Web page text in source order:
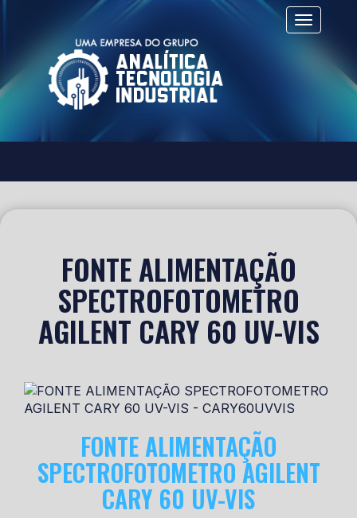
Alternar
FONTE ALIMENTAÇÃO
SPECTROFOTOMETRO
AGILENT CARY 60 UV-VIS
FONTE ALIMENTAÇÃO
SPECTROFOTOMETRO AGILENT
CARY 60 UV-VIS